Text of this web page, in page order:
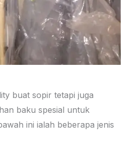
buat sopir tetapi juga
baku spesial untuk
ini ialah beberapa jenis